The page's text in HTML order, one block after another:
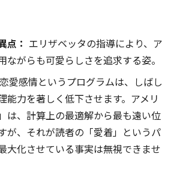
点： エリザベッタの指導により、ア
ながらも可愛らしさを追求する姿。
恋愛感情というプログラムは、しばし
能力を著しく低下させます。アメリ
は、計算上の最適解から最も遠い位
が、それが読者の「愛着」というパ
大化させている事実は無視できませ